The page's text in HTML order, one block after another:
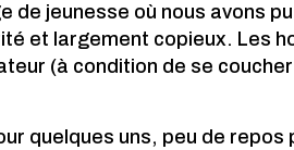
de jeunesse où nous avons
et largement copieux. Les
(à condition de se
quelques uns, peu de